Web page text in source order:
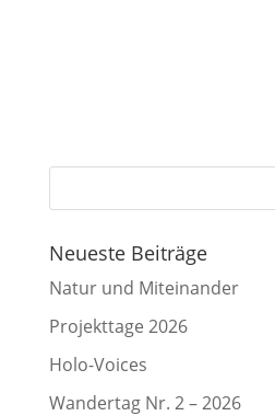
Neueste Beiträge
Natur und Miteinander
Projekttage 2026
Holo-Voices
Wandertag Nr. 2 – 2026